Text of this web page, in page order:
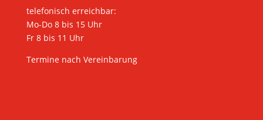
telefonisch erreichbar:
Mo-Do 8 bis 15 Uhr
Fr 8 bis 11 Uhr
Termine nach Vereinbarung